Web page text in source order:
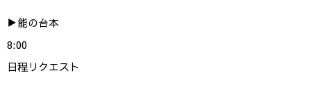
▶︎能の台本
8:00
日程リクエスト